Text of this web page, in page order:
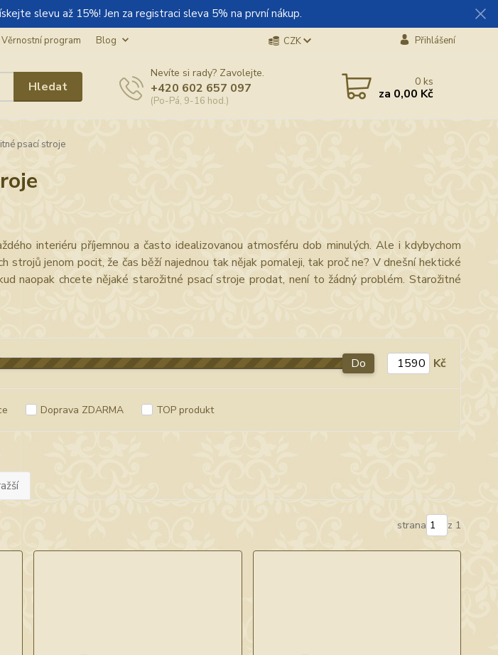
slevu až 15%! Jen za registraci sleva 5% na první nákup.
Věrnostní program Blog CZK Přihlášení
Hledat
Nevíte si rady? Zavolejte.
+420 602 657 097
(Po-Pá, 9-16 hod.)
0ks
za 0,00 Kč
psací stroje
interiéru příjemnou a často idealizovanou atmosféru dob minulých. Ale i kdybychom
strojů jenom pocit, že čas běží najednou tak nějak pomaleji, tak proč ne? V dnešní hektické
naopak chcete nějaké starožitné psací stroje prodat, není to žádný problém. Starožitné
Do Kč
Doprava ZDARMA TOP produkt
strana z 1